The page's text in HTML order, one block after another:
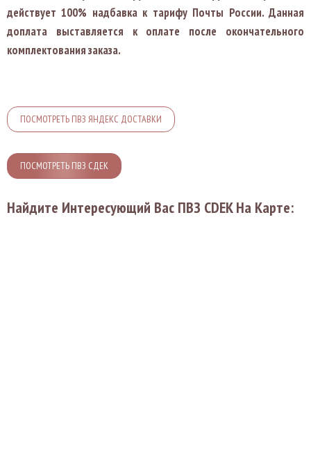
действует 100% надбавка к тарифу Почты России. Данная
доплата выставляется к оплате после окончательного
комплектования заказа.
ПОСМОТРЕТЬ ПВЗ ЯНДЕКС ДОСТАВКИ
ПОСМОТРЕТЬ ПВЗ СДЕК
Найдите Интересующий Вас ПВЗ СDEK На Карте: